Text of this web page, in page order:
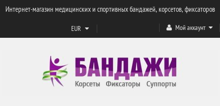
Интернет-магазин медицинских и спортивных бандажей, корсетов, фиксаторов
EUR Мой аккаунт